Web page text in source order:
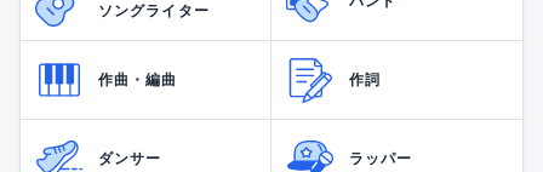
ソングライター
作曲・編曲 作詞
ダンサー ラッパー